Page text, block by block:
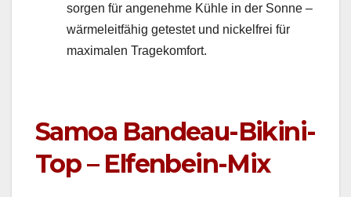
sor­gen für angenehme Küh­le in der Sonne –
wärmeleit­fähig getestet und nick­el­frei für
max­i­malen Tragekom­fort.
Samoa Bandeau-Bikini-
Top – Elfenbein-Mix